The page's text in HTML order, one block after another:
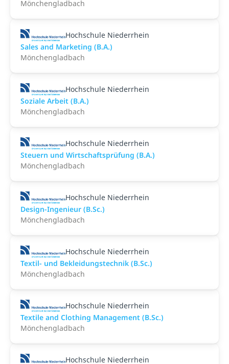
Mönchengladbach
Hochschule Niederrhein
Sales and Marketing (B.A.)
Mönchengladbach
Hochschule Niederrhein
Soziale Arbeit (B.A.)
Mönchengladbach
Hochschule Niederrhein
Steuern und Wirtschaftsprüfung (B.A.)
Mönchengladbach
Hochschule Niederrhein
Design-Ingenieur (B.Sc.)
Mönchengladbach
Hochschule Niederrhein
Textil- und Bekleidungstechnik (B.Sc.)
Mönchengladbach
Hochschule Niederrhein
Textile and Clothing Management (B.Sc.)
Mönchengladbach
Hochschule Niederrhein